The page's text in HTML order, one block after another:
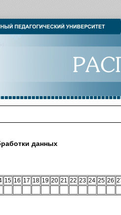
данных
15 16 17 18 19 20 21 22 23 24 25 26